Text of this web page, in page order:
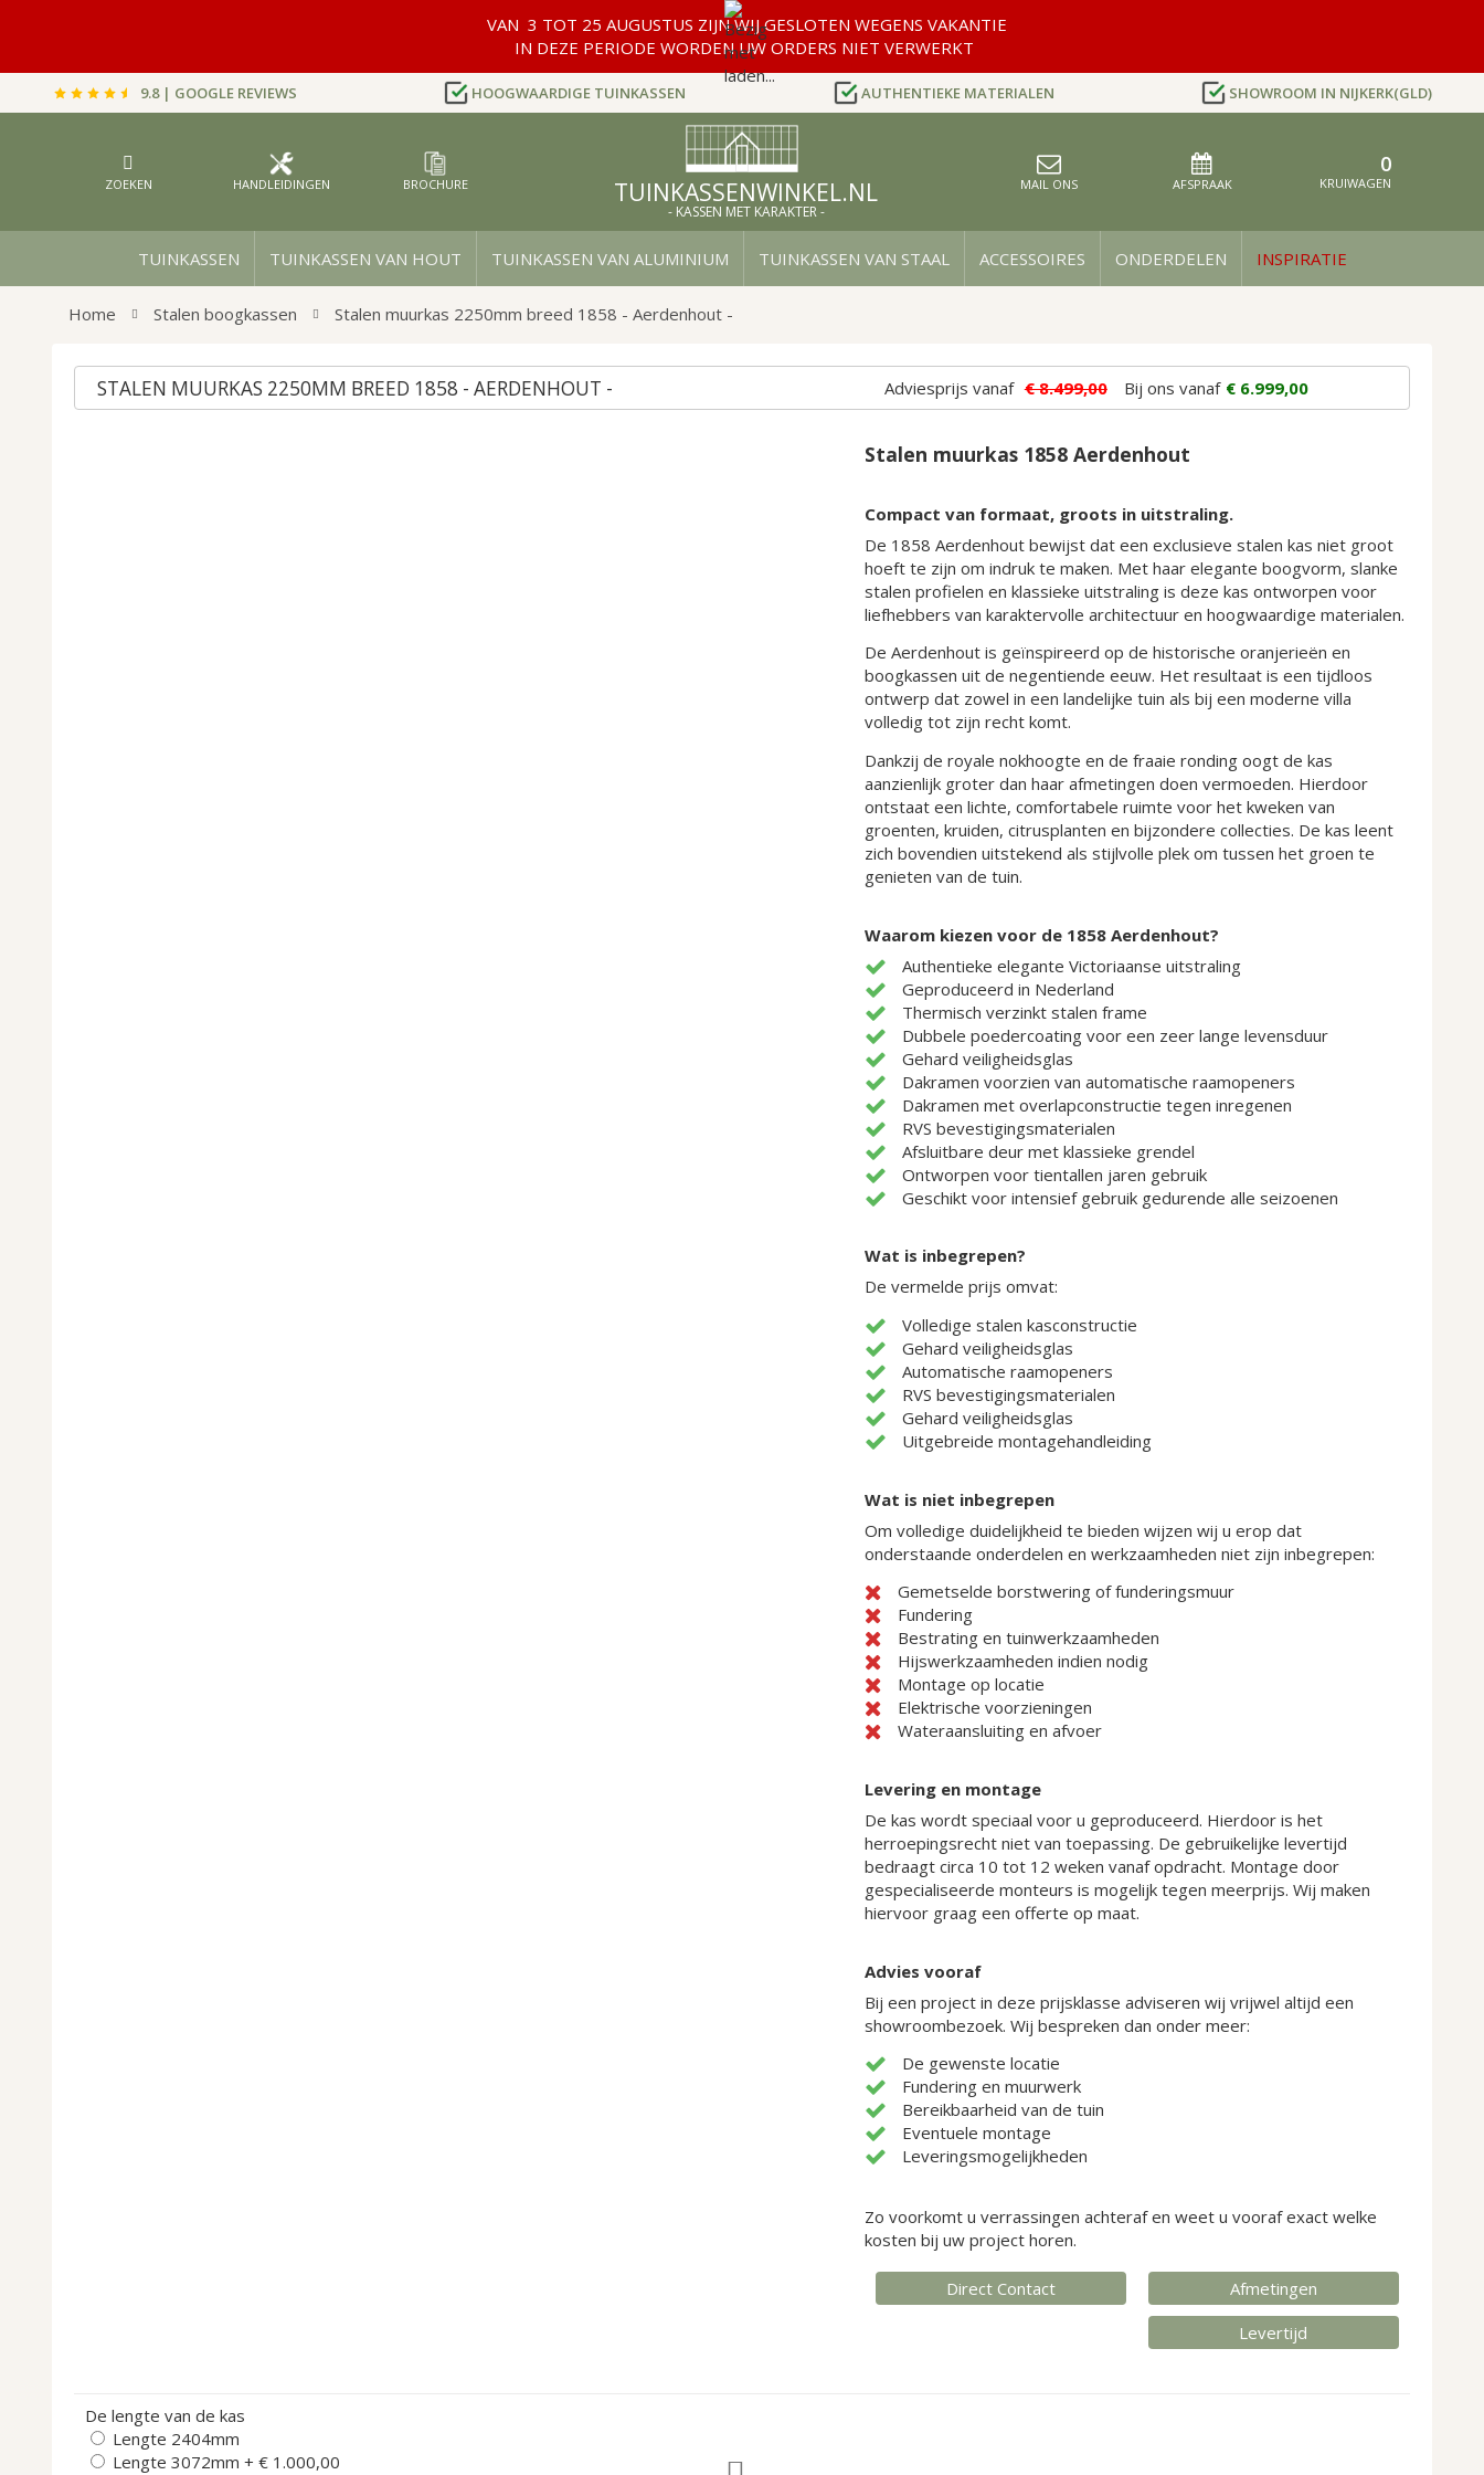
VAN 3 TOT 25 AUGUSTUS ZIJN WIJ GESLOTEN WEGENS VAKANTIE
IN DEZE PERIODE WORDEN UW ORDERS NIET VERWERKT
9.8 | GOOGLE REVIEWS HOOGWAARDIGE TUINKASSEN AUTHENTIEKE MATERIALEN SHOWROOM IN NIJKERK(GLD)
Ga
ZOEKEN HANDLEIDINGEN BROCHURE TUINKASSENWINKEL.NL
- KASSEN MET KARAKTER -
MAIL ONS AFSPRAAK Cart
0
TUINKASSEN TUINKASSEN VAN HOUT TUINKASSEN VAN ALUMINIUM TUINKASSEN VAN STAAL ACCESSOIRES ONDERDELEN INSPIRATIE
Home Stalen boogkassen Stalen muurkas 2250mm breed 1858 - Aerdenhout -
STALEN MUURKAS 2250MM BREED 1858 - AERDENHOUT - Adviesprijs vanaf € 8.499,00 Bij ons vanaf € 6.999,00
Stalen muurkas 1858 Aerdenhout
Compact van formaat, groots in uitstraling.
De 1858 Aerdenhout bewijst dat een exclusieve stalen kas niet groot
hoeft te zijn om indruk te maken. Met haar elegante boogvorm, slanke
stalen profielen en klassieke uitstraling is deze kas ontworpen voor
liefhebbers van karaktervolle architectuur en hoogwaardige materialen.
De Aerdenhout is geïnspireerd op de historische oranjerieën en
boogkassen uit de negentiende eeuw. Het resultaat is een tijdloos
ontwerp dat zowel in een landelijke tuin als bij een moderne villa
volledig tot zijn recht komt.
Dankzij de royale nokhoogte en de fraaie ronding oogt de kas
aanzienlijk groter dan haar afmetingen doen vermoeden. Hierdoor
ontstaat een lichte, comfortabele ruimte voor het kweken van
groenten, kruiden, citrusplanten en bijzondere collecties. De kas leent
zich bovendien uitstekend als stijlvolle plek om tussen het groen te
genieten van de tuin.
Waarom kiezen voor de 1858 Aerdenhout?
Authentieke elegante Victoriaanse uitstraling
Geproduceerd in Nederland
Thermisch verzinkt stalen frame
Dubbele poedercoating voor een zeer lange levensduur
Gehard veiligheidsglas
Dakramen voorzien van automatische raamopeners
Dakramen met overlapconstructie tegen inregenen
RVS bevestigingsmaterialen
Afsluitbare deur met klassieke grendel
Ontworpen voor tientallen jaren gebruik
Geschikt voor intensief gebruik gedurende alle seizoenen
Wat is inbegrepen?
De vermelde prijs omvat:
Volledige stalen kasconstructie
Gehard veiligheidsglas
Automatische raamopeners
RVS bevestigingsmaterialen
Gehard veiligheidsglas
Uitgebreide montagehandleiding
Wat is niet inbegrepen
Om volledige duidelijkheid te bieden wijzen wij u erop dat
onderstaande onderdelen en werkzaamheden niet zijn inbegrepen:
Gemetselde borstwering of funderingsmuur
Fundering
Bestrating en tuinwerkzaamheden
Hijswerkzaamheden indien nodig
Montage op locatie
Elektrische voorzieningen
Wateraansluiting en afvoer
Levering en montage
De kas wordt speciaal voor u geproduceerd. Hierdoor is het
herroepingsrecht niet van toepassing. De gebruikelijke levertijd
bedraagt circa 10 tot 12 weken vanaf opdracht. Montage door
gespecialiseerde monteurs is mogelijk tegen meerprijs. Wij maken
hiervoor graag een offerte op maat.
Advies vooraf
Bij een project in deze prijsklasse adviseren wij vrijwel altijd een
showroombezoek. Wij bespreken dan onder meer:
De gewenste locatie
Fundering en muurwerk
Bereikbaarheid van de tuin
Eventuele montage
Leveringsmogelijkheden
Zo voorkomt u verrassingen achteraf en weet u vooraf exact welke
kosten bij uw project horen.
Direct Contact
Afmetingen
Levertijd
De lengte van de kas
Lengte 2404mm
Lengte 3072mm + € 1.000,00